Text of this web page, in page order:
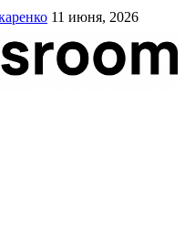
11 июня, 2026